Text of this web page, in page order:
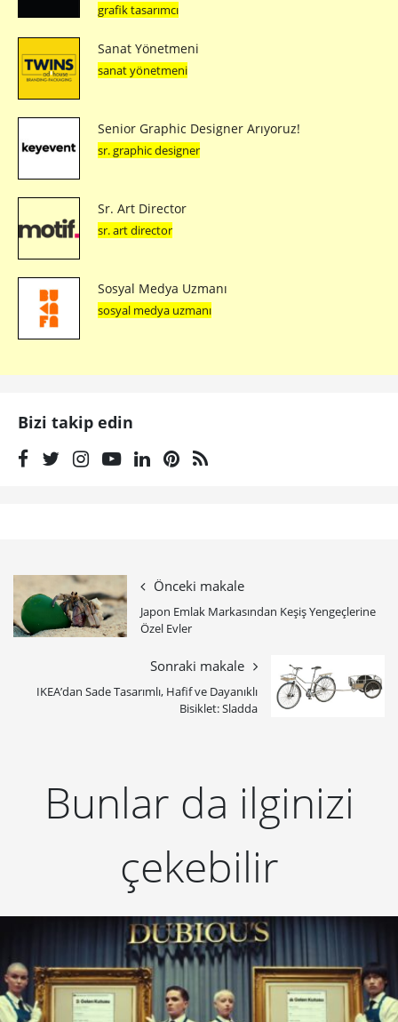
grafik tasarımcı
Sanat Yönetmeni
sanat yönetmeni
Senior Graphic Designer Arıyoruz!
sr. graphic designer
Sr. Art Director
sr. art director
Sosyal Medya Uzmanı
sosyal medya uzmanı
Bizi takip edin
Önceki makale
Japon Emlak Markasından Keşiş Yengeçlerine
Özel Evler
Sonraki makale
IKEA’dan Sade Tasarımlı, Hafif ve Dayanıklı
Bisiklet: Sladda
Bunlar da ilginizi
çekebilir